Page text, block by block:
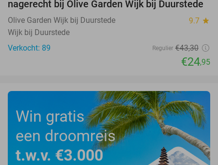
nagerecht bij Olive Garden Wijk bij Duurstede
Olive Garden Wijk bij Duurstede 9.7 star
Wijk bij Duurstede
Verkocht: 89
Regulier €43,30
€24,95
Win gratis
een droomreis
t.w.v. €3.000